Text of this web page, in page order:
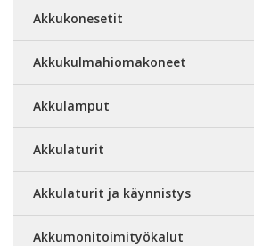
Akkukonesetit
Akkukulmahiomakoneet
Akkulamput
Akkulaturit
Akkulaturit ja käynnistys
Akkumonitoimityökalut